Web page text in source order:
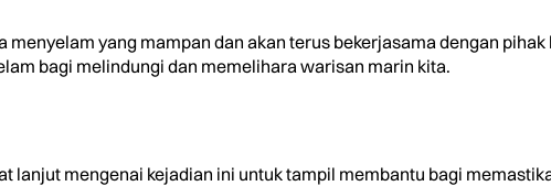
menyelam yang mampan dan akan terus bekerjasama dengan pihak
bagi melindungi dan memelihara warisan marin kita.
lanjut mengenai kejadian ini untuk tampil membantu bagi